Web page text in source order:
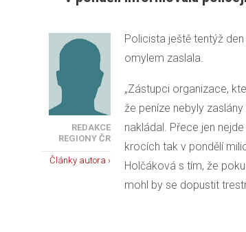
REDAKCE
REGIONY ČR
Články autora ›
Policista ještě tentýž
omylem zaslala.
„Zástupci organizace,
že peníze nebyly
nakládal. Přece jen
krocích tak v pondělí
Holčáková s tím, že
mohl by se dopustit